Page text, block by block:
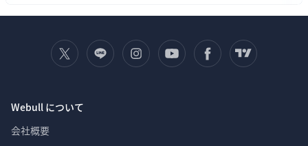
Webull について
会社概要